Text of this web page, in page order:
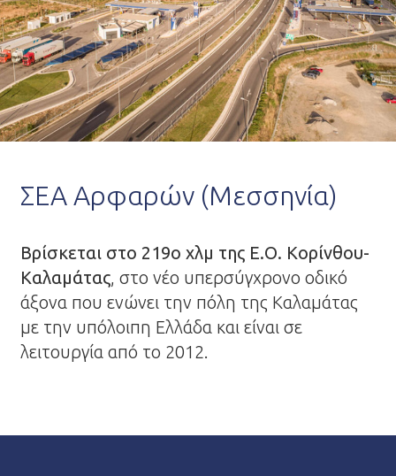
ΣΕΑ Αρφαρών (Μεσσηνία)
Βρίσκεται στο 219ο χλμ της Ε.Ο. Κορίνθου-
Καλαμάτας, στο νέο υπερσύγχρονο οδικό
άξονα που ενώνει την πόλη της Καλαμάτας
με την υπόλοιπη Ελλάδα και είναι σε
λειτουργία από το 2012.